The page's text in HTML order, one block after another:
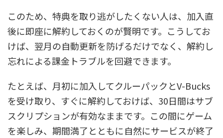
このため、特典を取り逃がしたくない人は、加入直
後に即座に解約しておくのが賢明です。こうしてお
けば、翌月の自動更新を防げるだけでなく、解約し
忘れによる課金トラブルを回避できます。
たとえば、月初に加入してクルーパックとV-Bucks
を受け取り、すぐに解約しておけば、30日間はサブ
スクリプションが有効なままです。この間にゲーム
を楽しみ、期間満了とともに自然にサービスが終了